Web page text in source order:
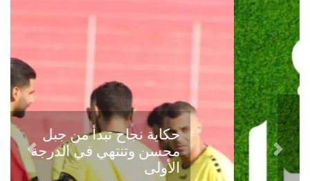
حكاية نجاح تبدأ من جبل
محسن وتنتهي في الدرجة
الأولىPrevious
Next